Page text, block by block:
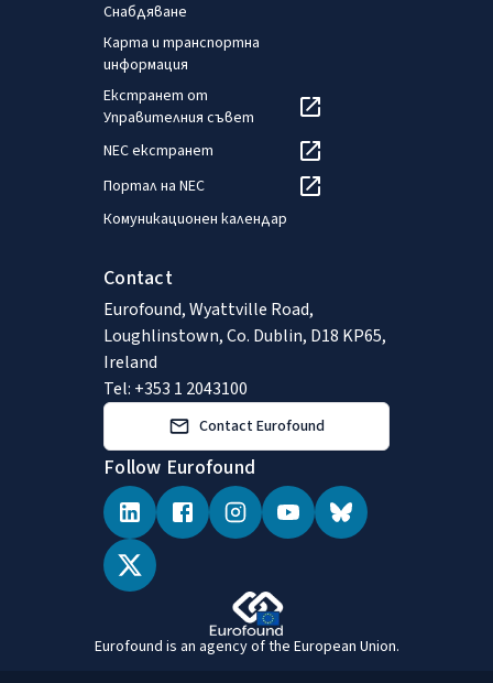
Снабдяване
Карта и транспортна
информация
Екстранет от
Управителния съвет
NEC екстранет
Портал на NEC
Комуникационен календар
Contact
Eurofound, Wyattville Road,
Loughlinstown, Co. Dublin, D18 KP65,
Ireland
Tel: +353 1 2043100
Contact Eurofound
Follow Eurofound
Eurofound is an agency of the European Union.